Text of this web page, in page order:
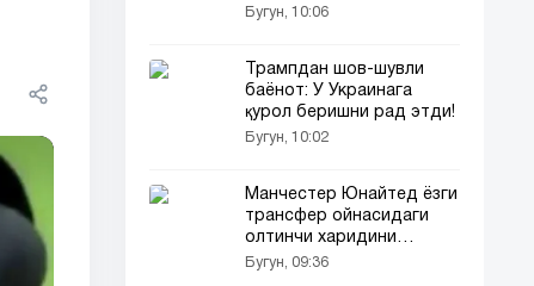
учирилди!
Бугун, 10:06
Трампдан шов-шувли
баёнот: У Украинага
қурол беришни рад этди!
Бугун, 10:02
Манчестер Юнайтед ёзги
трансфер ойнасидаги
олтинчи харидини
расман эълон қилди
Бугун, 09:36